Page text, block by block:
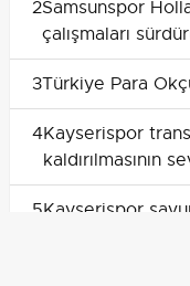
2Samsunspor
çalışmaları
3Türkiye Para
4Kayserispor
kaldırılmasının
5Kayserispor